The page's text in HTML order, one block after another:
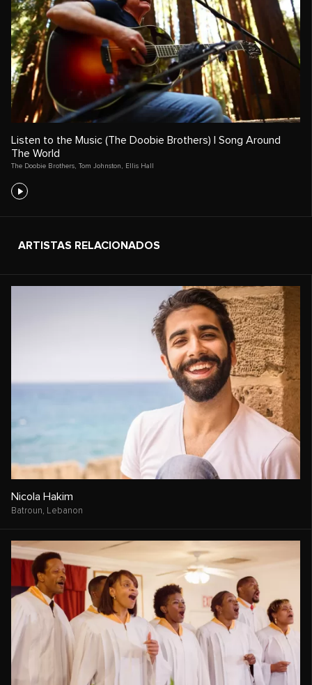
Listen to the Music (The Doobie Brothers) | Song Around
The World
The Doobie Brothers, Tom Johnston , Ellis Hall
ARTISTAS RELACIONADOS
Nicola Hakim
Batroun, Lebanon